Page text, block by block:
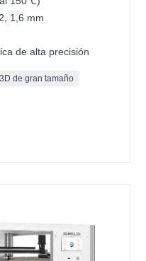
1,6 mm
de alta precisión
de gran tamaño